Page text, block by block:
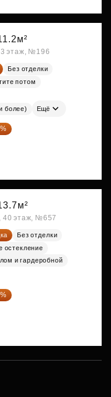
этаж, №196
Без отделки
потом
более) Ещё
40 этаж, №657
Без отделки
остекление
и гардеробной